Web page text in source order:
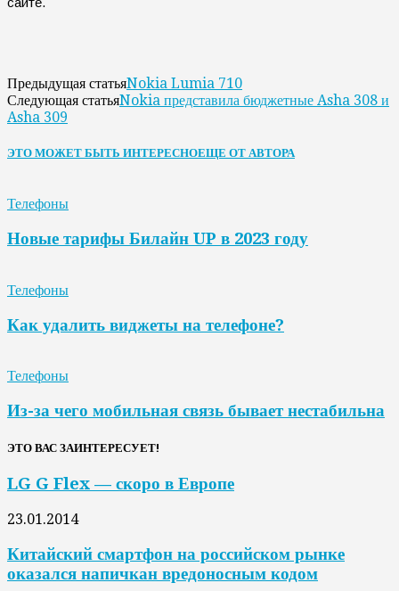
Предыдущая статьяNokia Lumia 710
Следующая статьяNokia представила бюджетные Asha 308 и
Asha 309
ЭТО МОЖЕТ БЫТЬ ИНТЕРЕСНОЕЩЕ ОТ АВТОРА
Телефоны
Новые тарифы Билайн UP в 2023 году
Телефоны
Как удалить виджеты на телефоне?
Телефоны
Из-за чего мобильная связь бывает нестабильна
ЭТО ВАС ЗАИНТЕРЕСУЕТ!
LG G Flex — скоро в Европе
23.01.2014
Китайский смартфон на российском рынке
оказался напичкан вредоносным кодом